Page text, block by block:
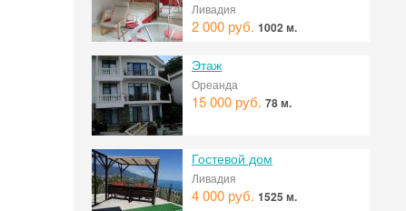
Ливадия
2 000 руб. 1002 м.
Этаж
Ореанда
15 000 руб. 78 м.
Гостевой дом
Ливадия
4 000 руб. 1525 м.